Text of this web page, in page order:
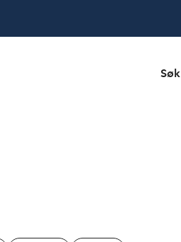
Søk